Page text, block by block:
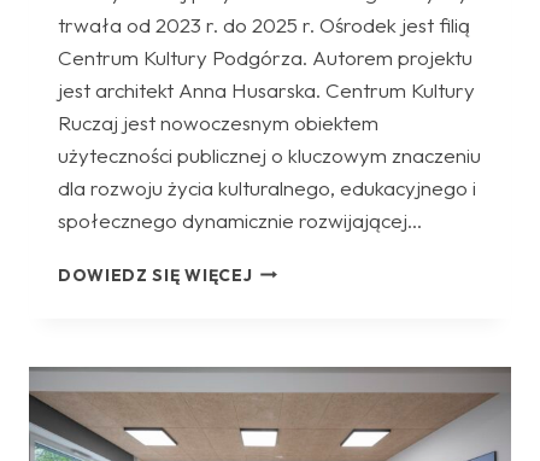
trwała od 2023 r. do 2025 r. Ośrodek jest filią
Centrum Kultury Podgórza. Autorem projektu
jest architekt Anna Husarska. Centrum Kultury
Ruczaj jest nowoczesnym obiektem
użyteczności publicznej o kluczowym znaczeniu
dla rozwoju życia kulturalnego, edukacyjnego i
społecznego dynamicznie rozwijającej…
DOWIEDZ SIĘ WIĘCEJCENTRUM
KRAKOWIE